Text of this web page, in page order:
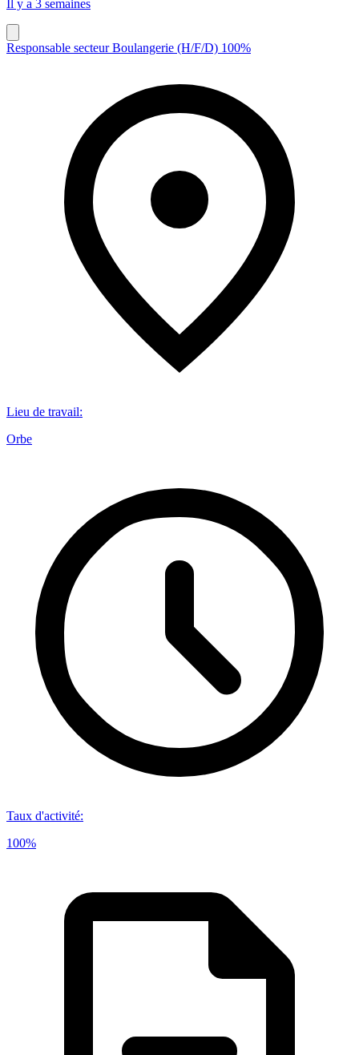
Il y a 3 semaines
Responsable secteur Boulangerie (H/F/D) 100%
Lieu de travail:
Orbe
Taux d'activité:
100%